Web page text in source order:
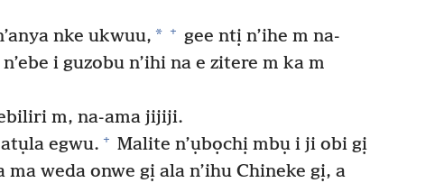
nke ukwuu, * + gee ntị n’ihe m na-
i guzobu n’ihi na e zitere m ka m
m, na-ama jijiji.
egwu. + Malite n’ụbọchị mbụ i ji obi gị
weda onwe gị ala n’ihu Chineke gị, a